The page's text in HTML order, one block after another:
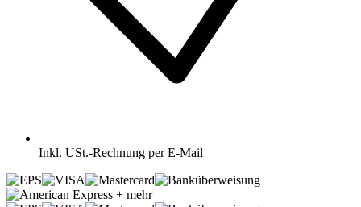
Inkl. USt.-Rechnung per E-Mail
+ mehr